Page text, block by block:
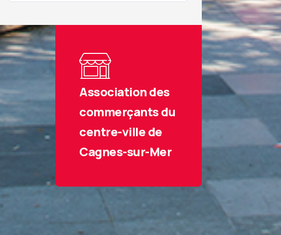
Association des
commerçants du
centre-ville de
Cagnes-sur-Mer